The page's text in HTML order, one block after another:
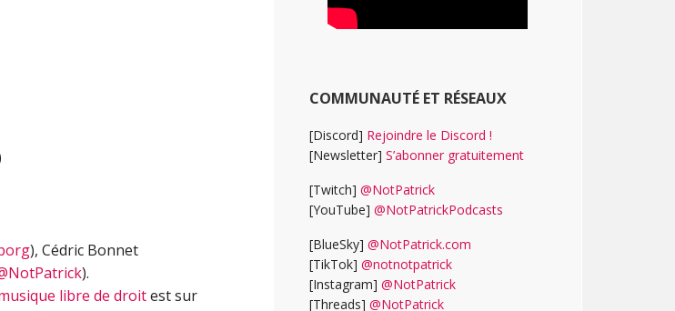
), Cédric Bonnet
).
libre de droitest sur
COMMUNAUTÉ ET RÉSEAUX
[Discord] Rejoindre le Discord !
[Newsletter] S’abonner gratuitement
[Twitch] @NotPatrick
[YouTube] @NotPatrickPodcasts
[BlueSky] @NotPatrick.com
[TikTok] @notnotpatrick
[Instagram] @NotPatrick
[Threads] @NotPatrick